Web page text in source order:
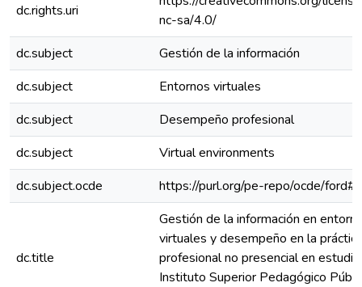
dc.rights.uri
nc-sa/4.0/
dc.subject
Gestión de la información
dc.subject
Entornos virtuales
dc.subject
Desempeño profesional
dc.subject
Virtual environments
dc.subject.ocde
https://purl.org/pe-repo/ocde/
dc.title
Gestión de la información en
virtuales y desempeño en la práctica
profesional no presencial en
Instituto Superior Pedagógico